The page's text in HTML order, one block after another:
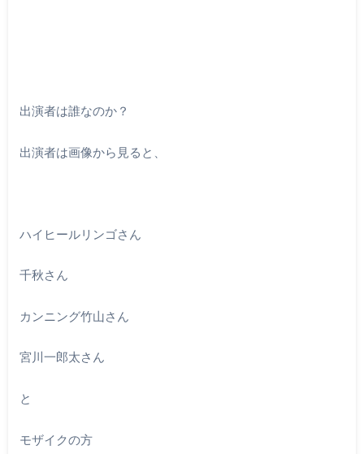
出演者は誰なのか？
出演者は画像から見ると、
ハイヒールリンゴさん
千秋さん
カンニング竹山さん
宮川一郎太さん
と
モザイクの方